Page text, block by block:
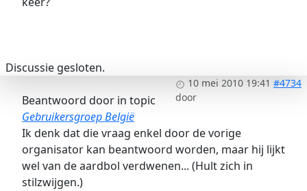
Discussie gesloten.
10 mei 2010 19:41 #4734
door
Beantwoord door in topic
Gebruikersgroep België
Ik denk dat die vraag enkel door de vorige
organisator kan beantwoord worden, maar hij lijkt
wel van de aardbol verdwenen... (Hult zich in
stilzwijgen.)